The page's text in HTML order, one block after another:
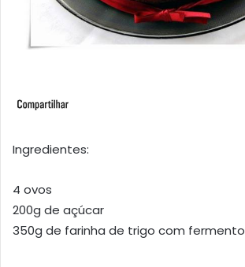
Ingredientes:
4 ovos
200g de açúcar
350g de farinha de trigo com fermento